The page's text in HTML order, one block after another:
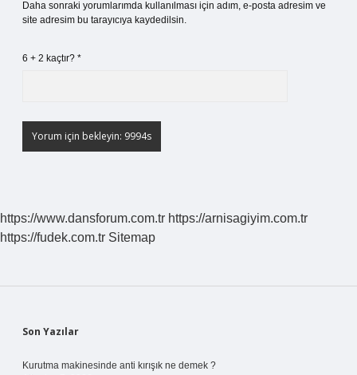
Daha sonraki yorumlarımda kullanılması için adım, e-posta adresim ve
site adresim bu tarayıcıya kaydedilsin.
6 + 2 kaçtır? *
https://www.dansforum.com.tr https://arnisagiyim.com.tr
https://fudek.com.tr Sitemap
Sidebar
Son Yazılar
Kurutma makinesinde anti kırışık ne demek ?